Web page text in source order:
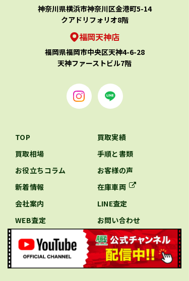
神奈川県横浜市神奈川区金港町5-14
クアドリフォリオ8階
福岡天神店
福岡県福岡市中央区天神4-6-28
天神ファーストビル7階
TOP
買取実績
買取相場
手順と書類
お役立ちコラム
お客様の声
新着情報
在庫車両
会社案内
LINE査定
WEB査定
お問い合わせ